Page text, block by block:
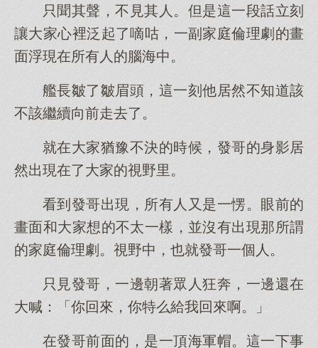
只聞其聲，不見其人。但是這一段話立刻
讓大家心裡泛起了嘀咕，一副家庭倫理劇的畫
面浮現在所有人的腦海中。
艦長皺了皺眉頭，這一刻他居然不知道該
不該繼續向前走去了。
就在大家猶豫不決的時候，發哥的身影居
然出現在了大家的視野里。
看到發哥出現，所有人又是一愣。眼前的
畫面和大家想的不太一樣，並沒有出現那所謂
的家庭倫理劇。視野中，也就發哥一個人。
只見發哥，一邊朝著眾人狂奔，一邊還在
大喊：「你回來，你特么給我回來啊。」
在發哥前面的，是一頂海軍帽。這一下事